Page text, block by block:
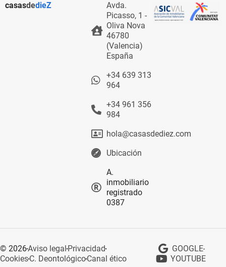
casasdedieZ
Avda.
Picasso, 1 -
Oliva Nova
46780
(Valencia)
España
+34 639 313
964
+34 961 356
984
hola@casasdediez.com
Ubicación
A.
inmobiliario
registrado
0387
© 2026Aviso legal Privacidad
CookiesC. DeontológicoCanal ético
GOOGLE
YOUTUBE